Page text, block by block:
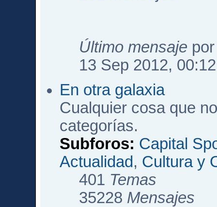
Último mensaje
13 Sep 2012, 00:12
En otra galaxia
Cualquier cosa que
categorías.
Subforos: Capital
Actualidad, Cultura y
401 Temas
35228 Mensajes